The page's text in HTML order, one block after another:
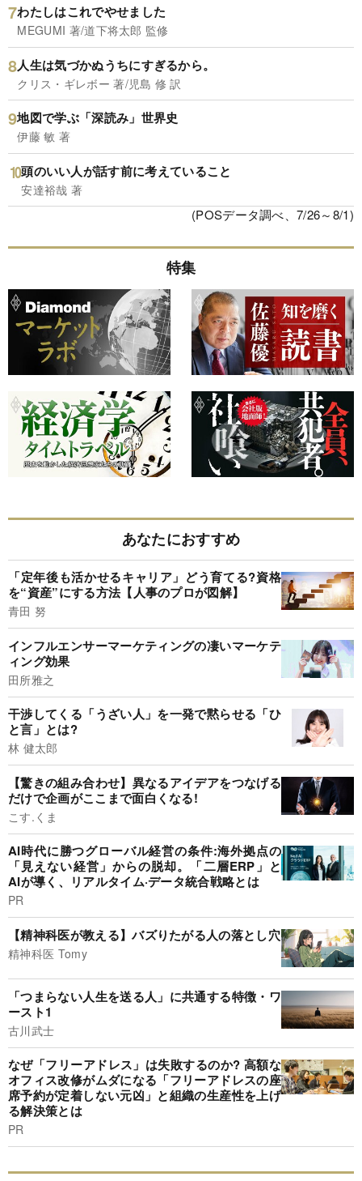
わたしはこれでやせました
MEGUMI 著/道下将太郎 監修
人生は気づかぬうちにすぎるから。
クリス・ギレボー 著/児島 修 訳
地図で学ぶ「深読み」世界史
伊藤 敏 著
頭のいい人が話す前に考えていること
安達裕哉 著
(POSデータ調べ、7/26～8/1)
特集
あなたにおすすめ
「定年後も活かせるキャリア」どう育てる?資格
を“資産”にする方法【人事のプロが図解】
青田 努
インフルエンサーマーケティングの凄いマーケテ
ィング効果
田所雅之
干渉してくる「うざい人」を一発で黙らせる「ひ
と言」とは?
林 健太郎
【驚きの組み合わせ】異なるアイデアをつなげる
だけで企画がここまで面白くなる!
こす.くま
AI時代に勝つグローバル経営の条件:海外拠点の
「見えない経営」からの脱却。「二層ERP」と
AIが導く、リアルタイム·データ統合戦略とは
PR
【精神科医が教える】バズりたがる人の落とし穴
精神科医 Tomy
「つまらない人生を送る人」に共通する特徴・ワ
ースト1
古川武士
なぜ「フリーアドレス」は失敗するのか? 高額な
オフィス改修がムダになる「フリーアドレスの座
席予約が定着しない元凶」と組織の生産性を上げ
る解決策とは
PR